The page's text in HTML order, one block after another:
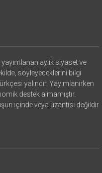
aylık siyaset ve
söyleyeceklerini bilgi
yalındır. Yayımlanırken
destek almamıştır.
içinde veya uzantısı değildir